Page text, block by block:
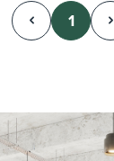
Strona
1